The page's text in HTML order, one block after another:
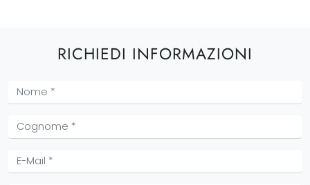
RICHIEDI INFORMAZIONI